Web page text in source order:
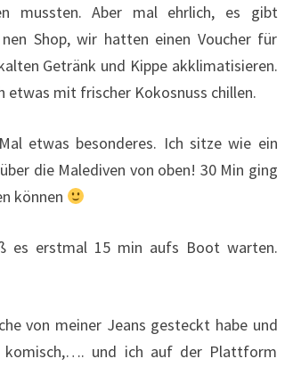
mussten. Aber mal ehrlich, es gibt
Shop, wir hatten einen Voucher für
Getränk und Kippe akklimatisieren.
etwas mit frischer Kokosnuss chillen.
etwas besonderes. Ich sitze wie ein
die Malediven von oben! 30 Min ging
können
es erstmal 15 min aufs Boot warten.
von meiner Jeans gesteckt habe und
komisch,…. und ich auf der Plattform